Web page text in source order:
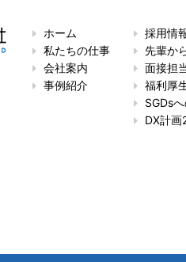
ホーム
私たちの仕事
会社案内
事例紹介
採用情
先輩か
面接担
福利厚
SGDs
DX計